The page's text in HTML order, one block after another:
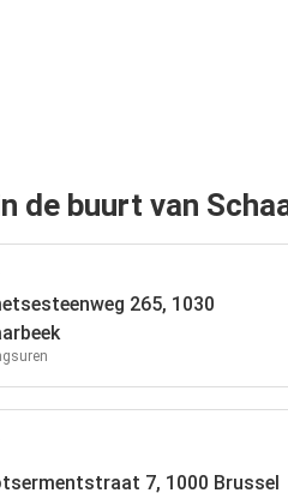
de buurt van
265, 1030
7, 1000 Brussel